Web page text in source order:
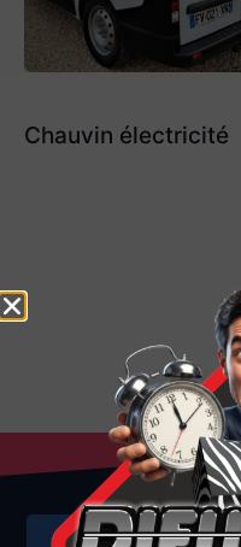
Chauvin électricité